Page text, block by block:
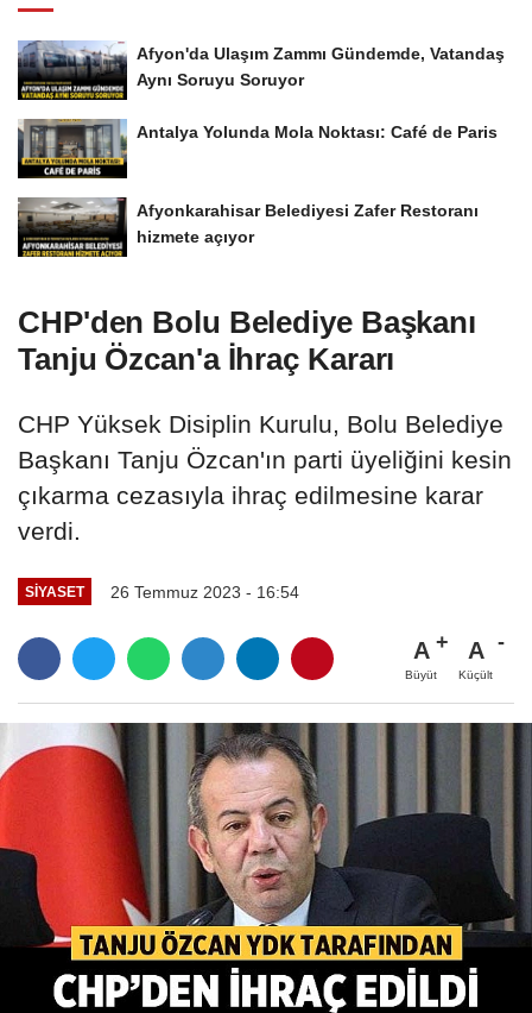
Afyon'da Ulaşım Zammı Gündemde, Vatandaş
Aynı Soruyu Soruyor
Antalya Yolunda Mola Noktası: Café de Paris
Afyonkarahisar Belediyesi Zafer Restoranı
hizmete açıyor
CHP'den Bolu Belediye Başkanı
Tanju Özcan'a İhraç Kararı
CHP Yüksek Disiplin Kurulu, Bolu Belediye
Başkanı Tanju Özcan'ın parti üyeliğini kesin
çıkarma cezasıyla ihraç edilmesine karar
verdi.
SIYASET 26 Temmuz 2023 - 16:54
A
Büyüt
A
Küçült